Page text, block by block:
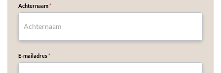
Achternaam*
E-mailadres*